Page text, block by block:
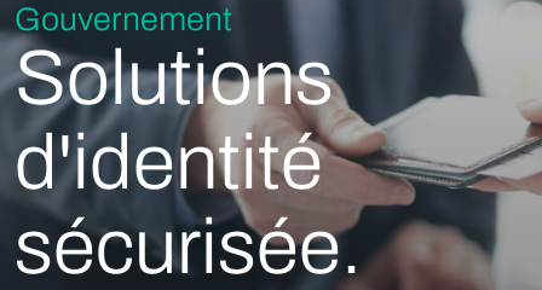
Gouvernement
Solutions
d'identité
sécurisée.